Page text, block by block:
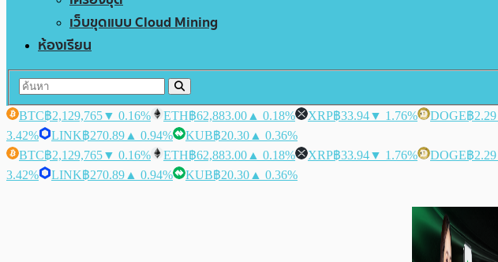
เว็บขุดแบบ Cloud Mining
ห้องเรียน
BTC฿2,129,765▼ 0.16% ETH฿62,883.00 ▲ 0.18% XRP฿33.94▼ 1.76% DOGE฿2.29
3.42%
LINK฿270.89 ▲ 0.94% KUB฿20.30 ▲ 0.36%
BTC฿2,129,765▼ 0.16% ETH฿62,883.00 ▲ 0.18% XRP฿33.94▼ 1.76% DOGE฿2.29
3.42%
LINK฿270.89 ▲ 0.94% KUB฿20.30 ▲ 0.36%